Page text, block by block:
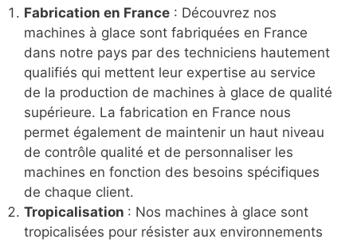
Fabrication en France : Découvrez nos
machines à glace sont fabriquées en France
dans notre pays par des techniciens hautement
qualifiés qui mettent leur expertise au service
de la production de machines à glace de qualité
supérieure. La fabrication en France nous
permet également de maintenir un haut niveau
de contrôle qualité et de personnaliser les
machines en fonction des besoins spécifiques
de chaque client.
Tropicalisation : Nos machines à glace sont
tropicalisées pour résister aux environnements